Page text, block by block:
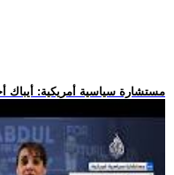
.. مستشارة سياسية أمريكية: